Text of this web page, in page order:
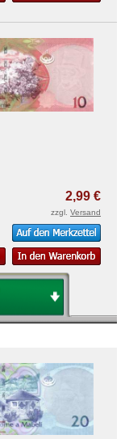
2,99 €
zzgl. Versand